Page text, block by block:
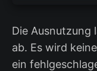
Die Ausnutzung
ab. Es wird
ein